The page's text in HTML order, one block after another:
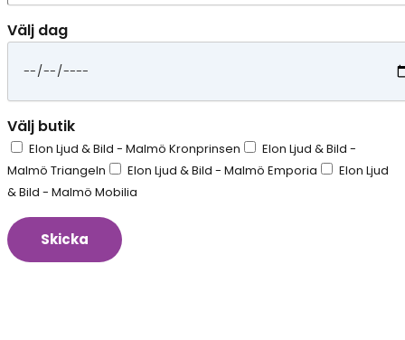
Välj dag
Välj butik
Elon Ljud & Bild - Malmö Kronprinsen
Elon Ljud & Bild -
Malmö Triangeln
Elon Ljud & Bild - Malmö Emporia
Elon Ljud
& Bild - Malmö Mobilia
Skicka